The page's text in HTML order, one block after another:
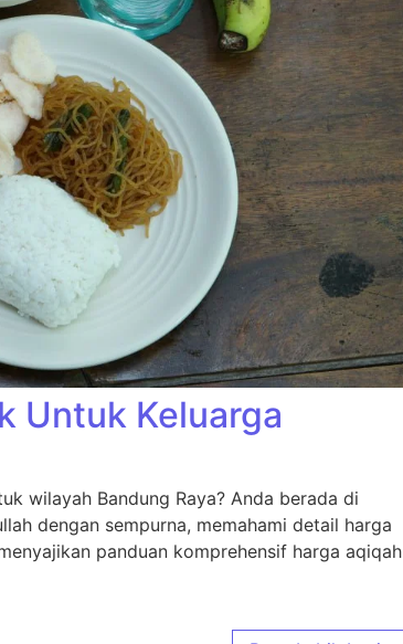
Untuk Keluarga
wilayah Bandung Raya? Anda berada di
dengan sempurna, memahami detail harga
panduan komprehensif harga aqiqah